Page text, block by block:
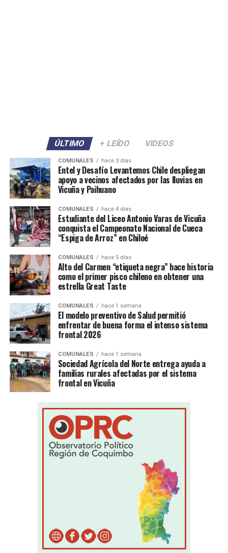
ÚLTIMO + LEÍDO VIDEOS
COMUNALES hace 3 días
Entel y Desafío Levantemos Chile despliegan
apoyo a vecinos afectados por las lluvias en
Vicuña y Paihuano
COMUNALES hace 4 días
Estudiante del Liceo Antonio Varas de Vicuña
conquista el Campeonato Nacional de Cueca
“Espiga de Arroz” en Chiloé
COMUNALES hace 5 días
Alto del Carmen “etiqueta negra” hace historia
como el primer pisco chileno en obtener una
estrella Great Taste
COMUNALES hace 1 semana
El modelo preventivo de Salud permitió
enfrentar de buena forma el intenso sistema
frontal 2026
COMUNALES hace 1 semana
Sociedad Agrícola del Norte entrega ayuda a
familias rurales afectadas por el sistema
frontal en Vicuña